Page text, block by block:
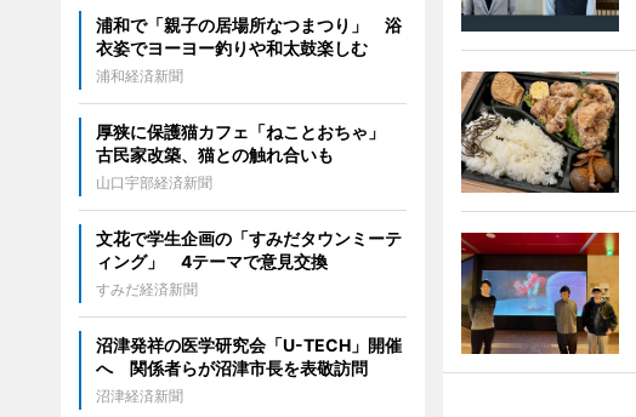
浦和で「親子の居場所なつまつり」 浴
衣姿でヨーヨー釣りや和太鼓楽しむ
浦和経済新聞
厚狭に保護猫カフェ「ねことおちゃ」
古民家改築、猫との触れ合いも
山口宇部経済新聞
文花で学生企画の「すみだタウンミーテ
ィング」 4テーマで意見交換
すみだ経済新聞
沼津発祥の医学研究会「U-TECH」開催
へ 関係者らが沼津市長を表敬訪問
沼津経済新聞